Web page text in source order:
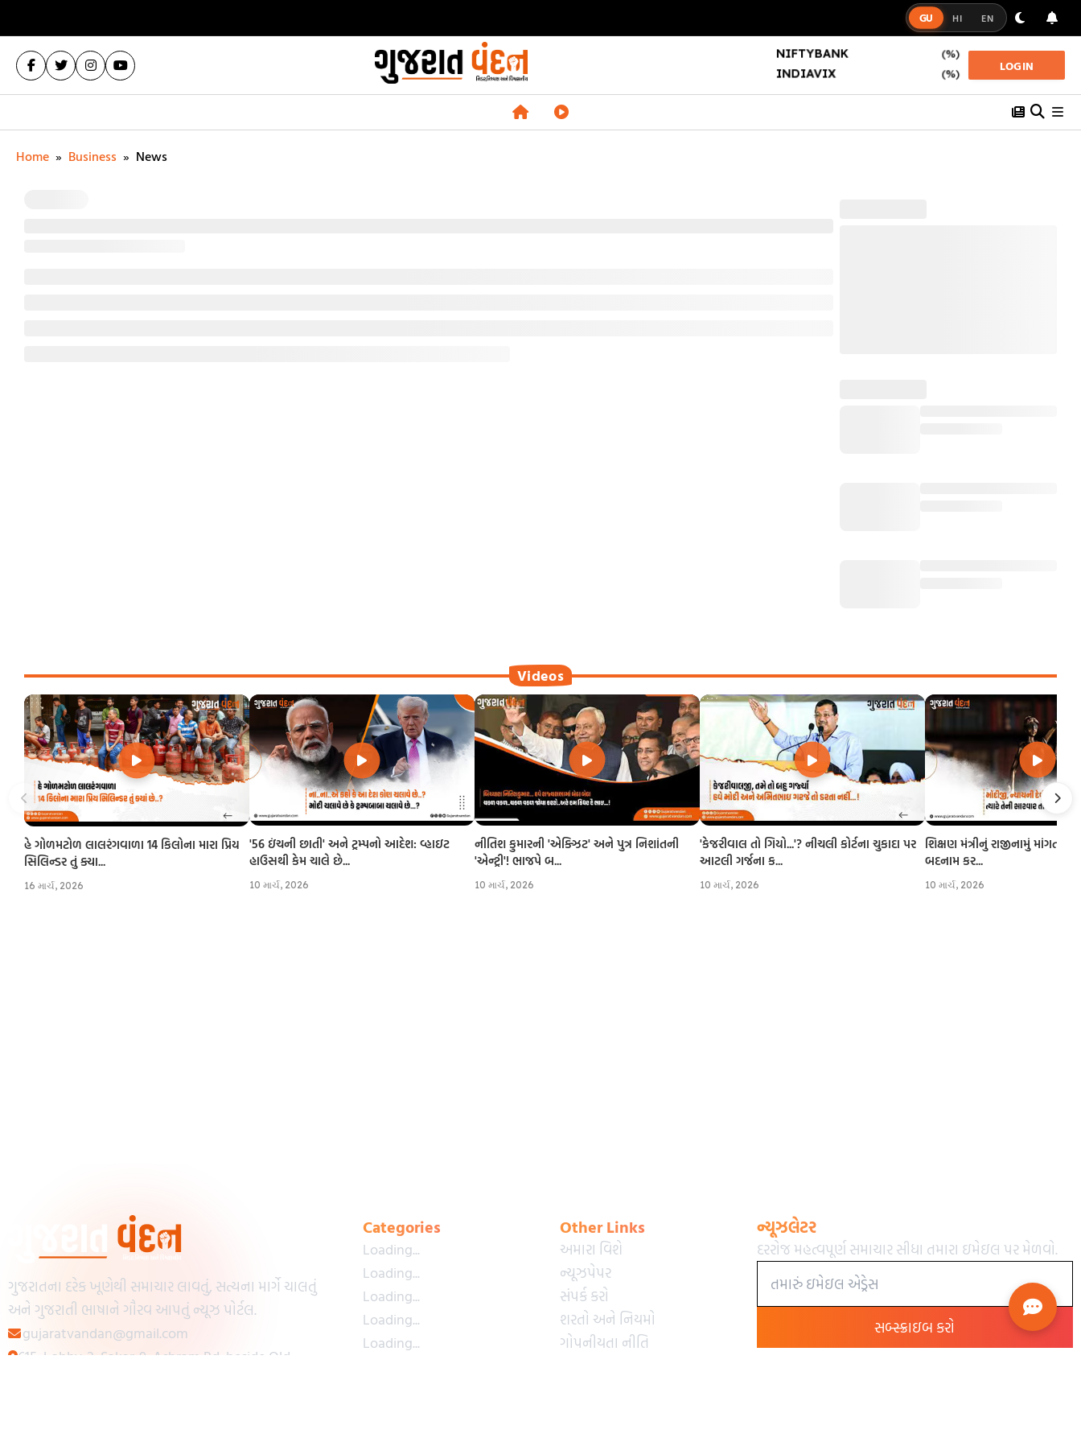
GU HI EN
NIFTY50 (%)
INDIAVIX (%)
LOGIN
Home » Business » News
Videos
હે ગોળમટોળ લાલરંગવાળા 14 કિલોના મારા પ્રિય
સિલિન્ડર તું ક્યા...
16 માર્ચ, 2026
'56 ઇંચની છાતી' અને ટ્રમ્પનો આદેશ: વ્હાઇટ
હાઉસથી કેમ ચાલે છે...
10 માર્ચ, 2026
નીતિશ કુમારની 'એક્ઝિટ' અને પુત્ર નિશાંતની
'એન્ટ્રી'! ભાજપે બ...
10 માર્ચ, 2026
'કેજરીવાલ તો ગિયો...'? નીચલી કોર્ટના ચુકાદા પર
આટલી ગર્જના ક...
10 માર્ચ, 2026
શિક્ષણ મંત્રીનું રાજીનામું માંગતા
બદનામ કર...
10 માર્ચ, 2026
ગુજરાતના દરેક ખૂણેથી સમાચાર લાવતું, સત્યના માર્ગે ચાલતું
અને ગુજરાતી ભાષાને ગૌરવ આપતું ન્યૂઝ પોર્ટલ.
gujaratvandan@gmail.com
615, Lobby-2, Sakar-9, Ashram Rd, beside Old
Categories
Loading...
Loading...
Loading...
Loading...
Loading...
Other Links
અમારા વિશે
ન્યૂઝપેપર
સંપર્ક કરો
શરતો અને નિયમો
ગોપનીયતા નીતિ
ન્યૂઝલેટર
દરરોજ મહત્વપૂર્ણ સમાચાર સીધા તમારા ઇમેઇલ પર મેળવો.
સબ્સ્ક્રાઇબ કરો